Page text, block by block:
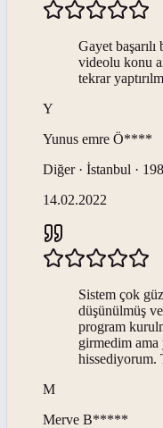
Gayet
videolu konu
tekrar
Y
Yunus emre Ö****
Diğer · İstanbul ·
14.02.2022
Sistem çok
düşünülmüş
program
girmedim ama
hissediyorum.
M
Merve B*****